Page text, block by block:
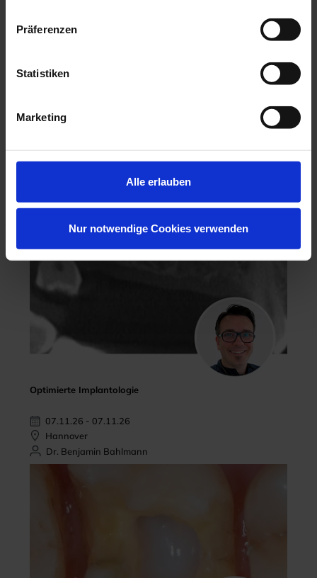
Präferenzen
Statistiken
Marketing
Alle erlauben
Nur notwendige Cookies verwenden
Optimierte Implantologie
07.11.26 - 07.11.26
Hannover
Dr. Benjamin Bahlmann